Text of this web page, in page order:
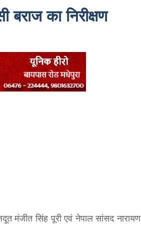
बराज का निरीक्षण
मंजीत सिंह पूरी एवं नेपाल सांसद नारायण